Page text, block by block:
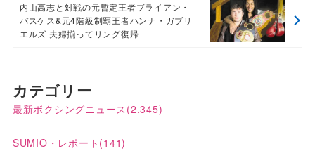
内山高志と対戦の元暫定王者ブライアン・
バスケス&元4階級制覇王者ハンナ・ガブリ
エルズ 夫婦揃ってリング復帰
カテゴリー
最新ボクシングニュース (2,345)
SUMIO・レポート (141)